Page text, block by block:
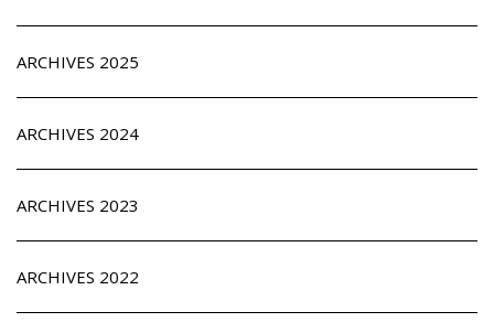
ARCHIVES 2025
ARCHIVES 2024
ARCHIVES 2023
ARCHIVES 2022